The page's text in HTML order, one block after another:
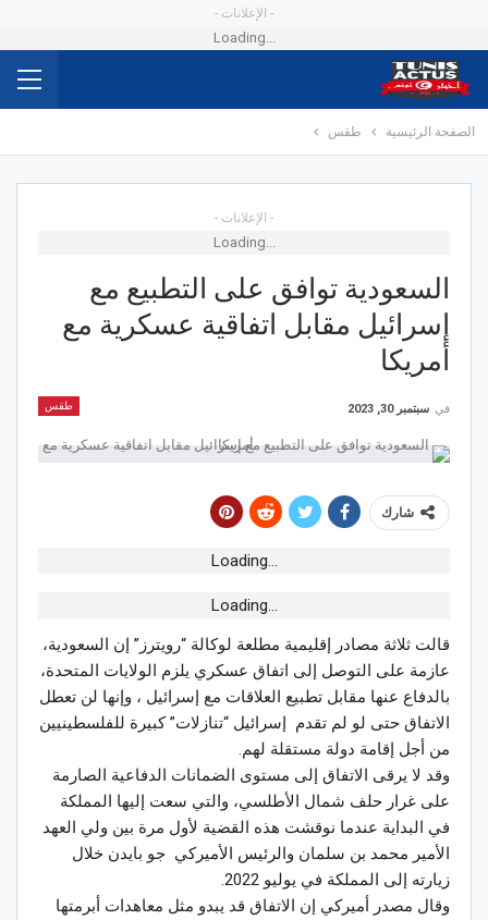
- الإعلانات -
Loading...
الصفحة الرئيسية طقس
- الإعلانات -
Loading...
السعودية توافق على التطبيع مع
إسرائيل مقابل اتفاقية عسكرية مع
أمريكا
طقس في سبتمبر 30, 2023
شارك
Loading...
Loading...
قالت ثلاثة مصادر إقليمية مطلعة لوكالة “رويترز” إن السعودية،
عازمة على التوصل إلى اتفاق عسكري يلزم الولايات المتحدة،
بالدفاع عنها مقابل تطبيع العلاقات مع إسرائيل ، وإنها لن تعطل
الاتفاق حتى لو لم تقدم إسرائيل “تنازلات” كبيرة للفلسطينيين
من أجل إقامة دولة مستقلة لهم.
وقد لا يرقى الاتفاق إلى مستوى الضمانات الدفاعية الصارمة
على غرار حلف شمال الأطلسي، والتي سعت إليها المملكة
في البداية عندما نوقشت هذه القضية لأول مرة بين ولي العهد
الأمير محمد بن سلمان والرئيس الأميركي جو بايدن خلال
زيارته إلى المملكة في يوليو 2022.
وقال مصدر أميركي إن الاتفاق قد يبدو مثل معاهدات أبرمتها